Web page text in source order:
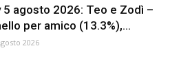
agosto 2026: Teo e Zodì –
per amico (13.3%),...
2026